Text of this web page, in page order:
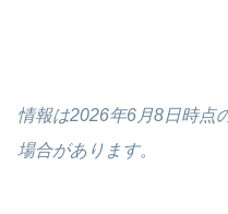
情報は2026年6月8日時点
場合があります。